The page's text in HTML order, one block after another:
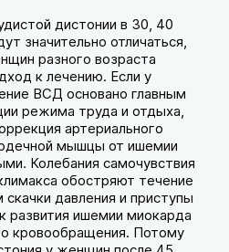
дистонии в 30, 40
значительно отличаться,
разного возраста
к лечению. Если у
ВСД основано главным
режима труда и отдыха,
артериального
мышцы от ишемии
Колебания самочувствия
обостряют течение
скачки давления и приступы
развития ишемии миокарда
кровообращения. Потому